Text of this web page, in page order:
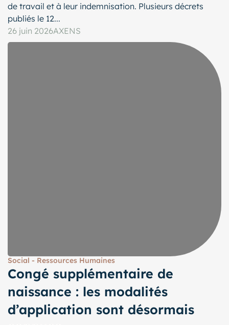
de travail et à leur indemnisation. Plusieurs décrets
publiés le 12...
26 juin 2026AXENS
Social - Ressources Humaines
Congé supplémentaire de
naissance : les modalités
d’application sont désormais